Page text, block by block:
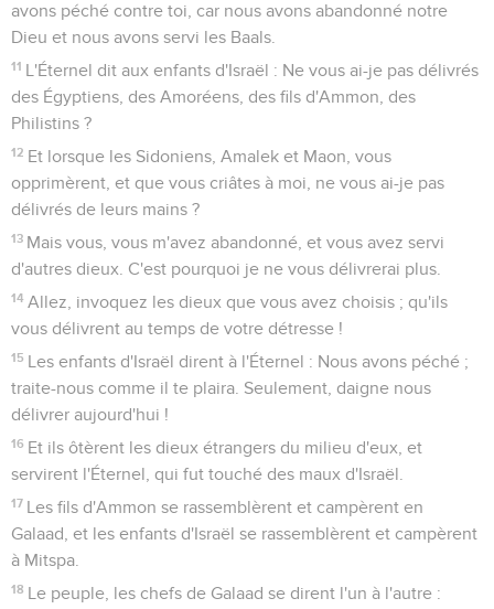
avons péché contre toi, car nous avons abandonné notre
Dieu et nous avons servi les Baals.
11 L'Éternel dit aux enfants d'Israël : Ne vous ai-je pas délivrés
des Égyptiens, des Amoréens, des fils d'Ammon, des
Philistins ?
12 Et lorsque les Sidoniens, Amalek et Maon, vous
opprimèrent, et que vous criâtes à moi, ne vous ai-je pas
délivrés de leurs mains ?
13 Mais vous, vous m'avez abandonné, et vous avez servi
d'autres dieux. C'est pourquoi je ne vous délivrerai plus.
14 Allez, invoquez les dieux que vous avez choisis ; qu'ils
vous délivrent au temps de votre détresse !
15 Les enfants d'Israël dirent à l'Éternel : Nous avons péché ;
traite-nous comme il te plaira. Seulement, daigne nous
délivrer aujourd'hui !
16 Et ils ôtèrent les dieux étrangers du milieu d'eux, et
servirent l'Éternel, qui fut touché des maux d'Israël.
17 Les fils d'Ammon se rassemblèrent et campèrent en
Galaad, et les enfants d'Israël se rassemblèrent et campèrent
à Mitspa.
18 Le peuple, les chefs de Galaad se dirent l'un à l'autre :